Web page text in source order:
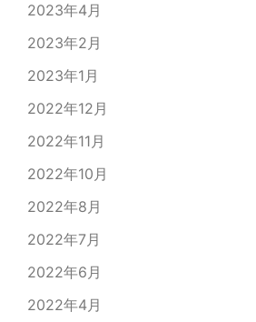
2023年4月
2023年2月
2023年1月
2022年12月
2022年11月
2022年10月
2022年8月
2022年7月
2022年6月
2022年4月